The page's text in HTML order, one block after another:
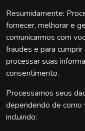
Resumidamente:
fornecer, melhorar e
comunicarmos com
fraudes e para
processar suas
consentimento.
Processamos seus
dependendo de como
incluindo: